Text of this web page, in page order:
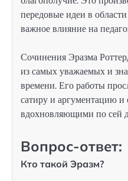
передовые идеи в
важное влияние на
Сочинения Эразма
из самых уважаемых и
времени. Его работы
сатиру и аргументацию
вдохновляющими по сей
Вопрос-ответ:
Кто такой Эразм?